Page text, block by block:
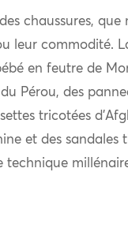
chaussures,
leur commodité.
en feutre de
Pérou, des
tricotées
et des sandales
technique